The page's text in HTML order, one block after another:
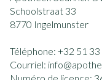
Schoolstraat 33
8770 Ingelmunster
Téléphone: +32 51 33
Courriel: info@